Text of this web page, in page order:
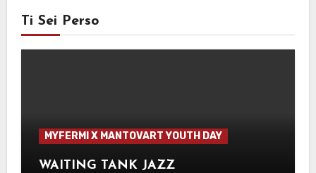
Ti Sei Perso
MYFERMI X MANTOVART YOUTH DAY
WAITING TANK JAZZ